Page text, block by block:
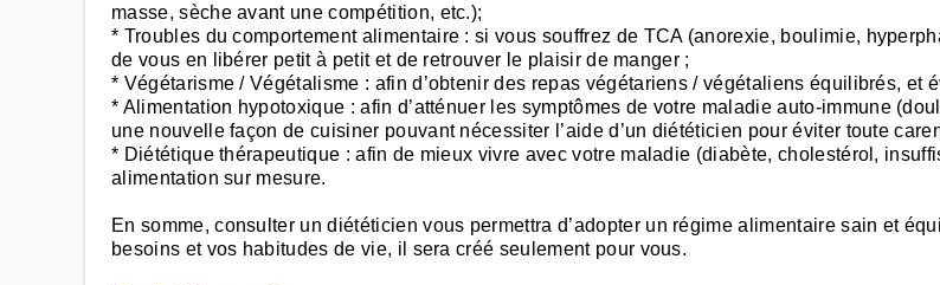
masse, sèche avant une compétition, etc.);
* Troubles du comportement alimentaire : si vous souffrez de TCA (anorexie, boulimie,
de vous en libérer petit à petit et de retrouver le plaisir de manger ;
* Végétarisme / Végétalisme : afin d’obtenir des repas végétariens / végétaliens équilibrés, et
* Alimentation hypotoxique : afin d’atténuer les symptômes de votre maladie auto-immune
une nouvelle façon de cuisiner pouvant nécessiter l’aide d’un diététicien pour éviter toute
* Diététique thérapeutique : afin de mieux vivre avec votre maladie (diabète, cholestérol,
alimentation sur mesure.
En somme, consulter un diététicien vous permettra d’adopter un régime alimentaire sain et
besoins et vos habitudes de vie, il sera créé seulement pour vous.